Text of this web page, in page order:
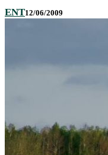
ENT12/06/2009